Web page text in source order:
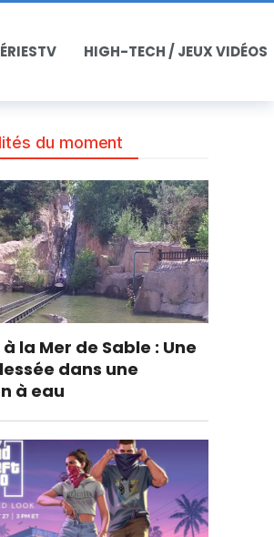
HIGH-TECH / JEUX VIDÉOS
du moment
la Mer de Sable : Une
dans une
à eau